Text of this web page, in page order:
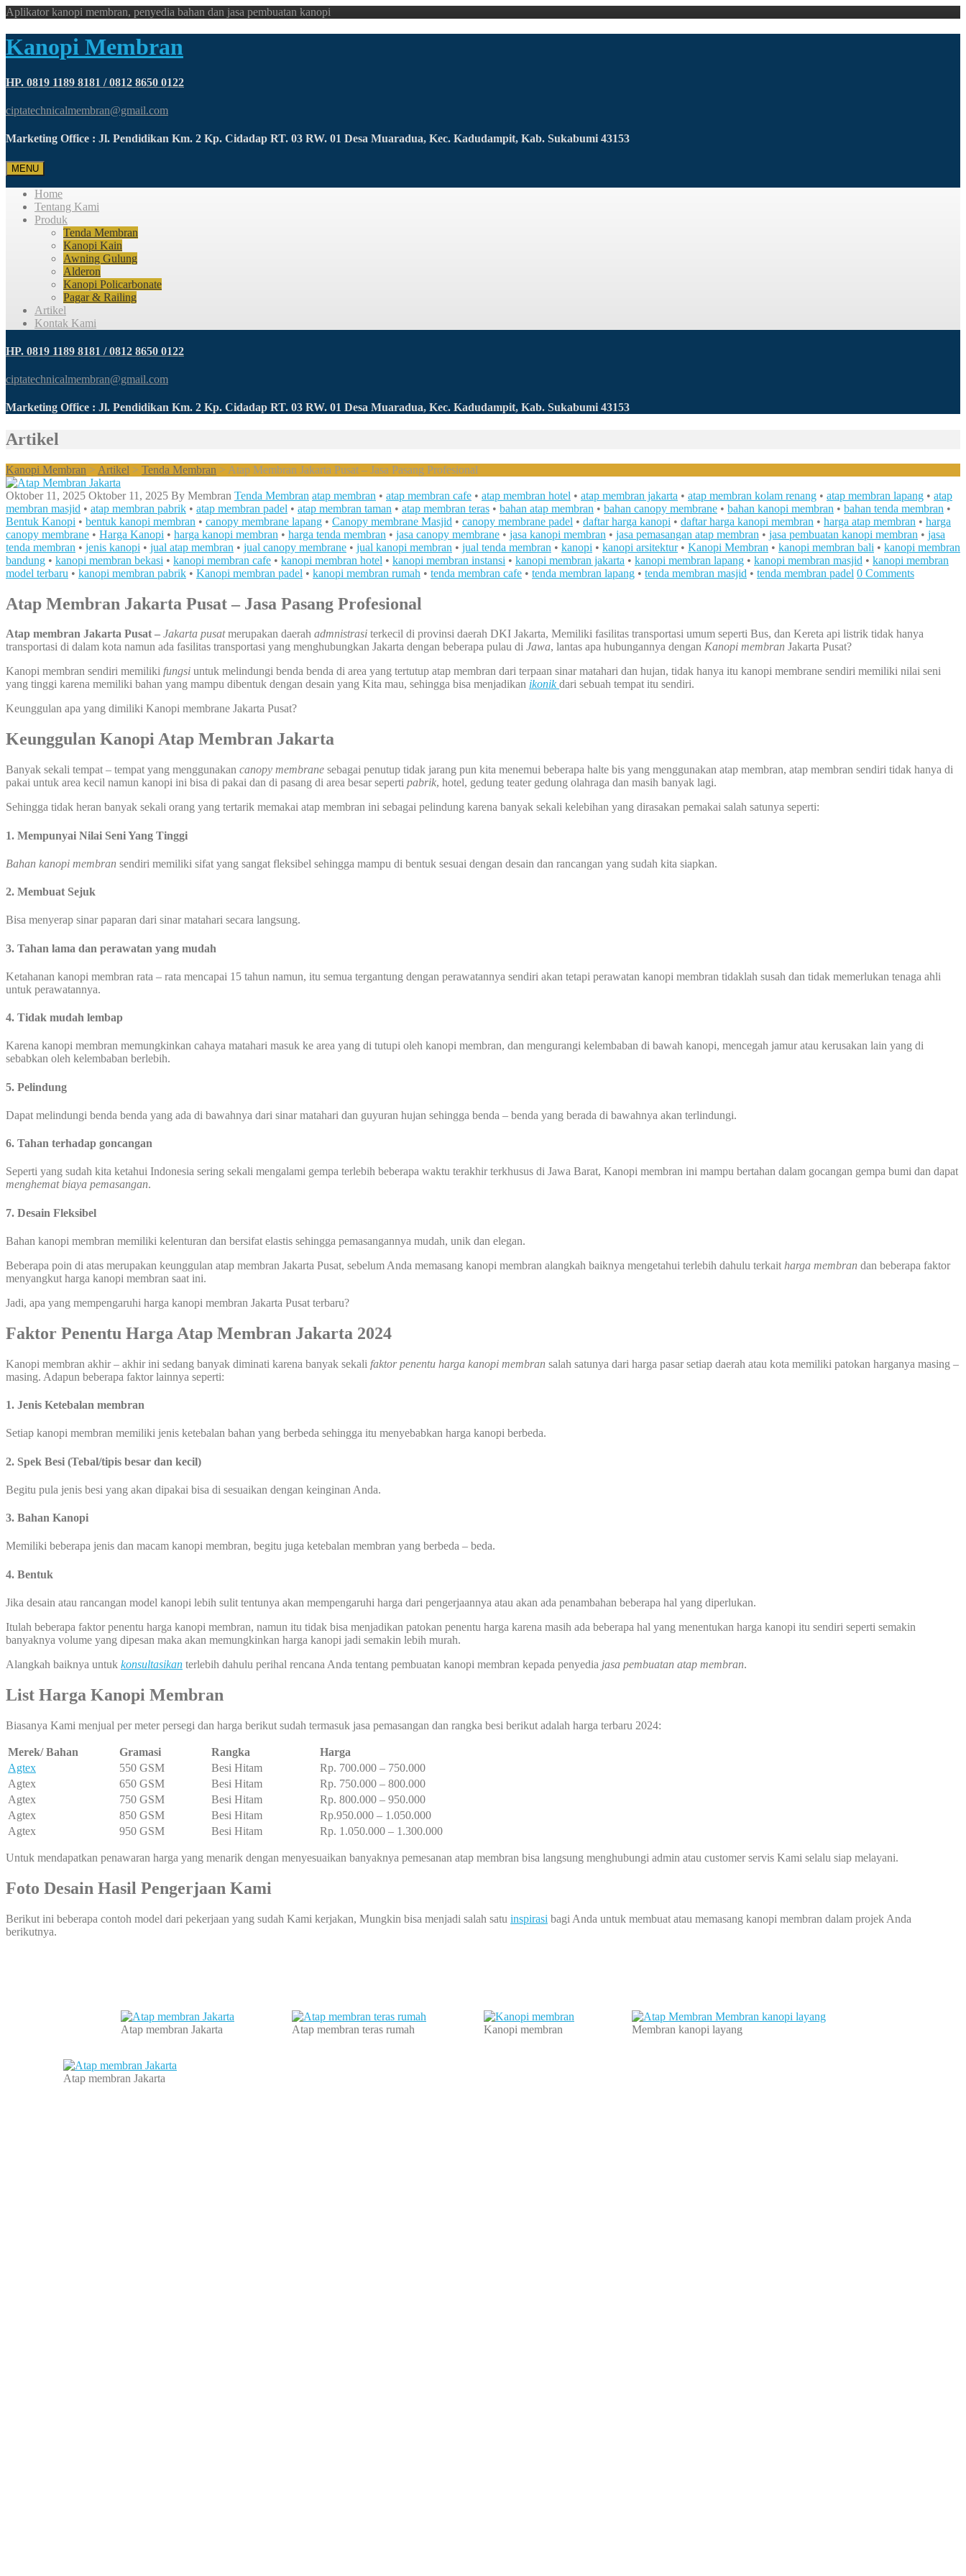
Aplikator kanopi membran, penyedia bahan dan jasa pembuatan kanopi
Kanopi Membran
HP. 0819 1189 8181 / 0812 8650 0122
ciptatechnicalmembran@gmail.com
Marketing Office : Jl. Pendidikan Km. 2 Kp. Cidadap RT. 03 RW. 01 Desa Muaradua, Kec. Kadudampit, Kab. Sukabumi 43153
MENU
Home
Tentang Kami
Produk
Tenda Membran
Kanopi Kain
Awning Gulung
Alderon
Kanopi Policarbonate
Pagar & Railing
Artikel
Kontak Kami
HP. 0819 1189 8181 / 0812 8650 0122
ciptatechnicalmembran@gmail.com
Marketing Office : Jl. Pendidikan Km. 2 Kp. Cidadap RT. 03 RW. 01 Desa Muaradua, Kec. Kadudampit, Kab. Sukabumi 43153
Artikel
Kanopi Membran > Artikel > Tenda Membran > Atap Membran Jakarta Pusat – Jasa Pasang Profesional
Oktober 11, 2025 Oktober 11, 2025 By Membran Tenda Membran atap membran • atap membran cafe • atap membran hotel • atap membran jakarta • atap membran kolam renang • atap membran lapang • atap
membran masjid • atap membran pabrik • atap membran padel • atap membran taman • atap membran teras • bahan atap membran • bahan canopy membrane • bahan kanopi membran • bahan tenda membran •
Bentuk Kanopi • bentuk kanopi membran • canopy membrane lapang • Canopy membrane Masjid • canopy membrane padel • daftar harga kanopi • daftar harga kanopi membran • harga atap membran • harga
canopy membrane • Harga Kanopi • harga kanopi membran • harga tenda membran • jasa canopy membrane • jasa kanopi membran • jasa pemasangan atap membran • jasa pembuatan kanopi membran • jasa
tenda membran • jenis kanopi • jual atap membran • jual canopy membrane • jual kanopi membran • jual tenda membran • kanopi • kanopi arsitektur• Kanopi Membran • kanopi membran bali • kanopi membran
bandung • kanopi membran bekasi • kanopi membran cafe • kanopi membran hotel • kanopi membran instansi • kanopi membran jakarta • kanopi membran lapang • kanopi membran masjid • kanopi membran
model terbaru • kanopi membran pabrik • Kanopi membran padel • kanopi membran rumah • tenda membran cafe • tenda membran lapang • tenda membran masjid • tenda membran padel 0 Comments
Atap Membran Jakarta Pusat – Jasa Pasang Profesional
Atap membran Jakarta Pusat – Jakarta pusatmerupakan daerah admnistrasi terkecil di provinsi daerah DKI Jakarta, Memiliki fasilitas transportasi umum seperti Bus, dan Kereta api listrik tidak hanya
transportasi di dalam kota namun ada fasilitas transportasi yang menghubungkan Jakarta dengan beberapa pulau di Jawa, lantas apa hubungannya dengan Kanopi membran Jakarta Pusat?
Kanopi membran sendiri memiliki fungsi untuk melindungi benda benda di area yang tertutup atap membran dari terpaan sinar matahari dan hujan, tidak hanya itu kanopi membrane sendiri memiliki nilai seni
yang tinggi karena memiliki bahan yang mampu dibentuk dengan desain yang Kita mau, sehingga bisa menjadikan ikonik dari sebuah tempat itu sendiri.
Keunggulan apa yang dimiliki Kanopi membrane Jakarta Pusat?
Keunggulan Kanopi Atap Membran Jakarta
Banyak sekali tempat – tempat yang menggunakan canopy membrane sebagai penutup tidak jarang pun kita menemui beberapa halte bis yang menggunakan atap membran, atap membran sendiri tidak hanya di
pakai untuk area kecil namun kanopi ini bisa di pakai dan di pasang di area besar seperti pabrik, hotel, gedung teater gedung olahraga dan masih banyak lagi.
Sehingga tidak heran banyak sekali orang yang tertarik memakai atap membran ini sebagai pelindung karena banyak sekali kelebihan yang dirasakan pemakai salah satunya seperti:
1. Mempunyai Nilai Seni Yang Tinggi
Bahan kanopi membran sendiri memiliki sifat yang sangat fleksibel sehingga mampu di bentuk sesuai dengan desain dan rancangan yang sudah kita siapkan.
2. Membuat Sejuk
Bisa menyerap sinar paparan dari sinar matahari secara langsung.
3. Tahan lama dan perawatan yang mudah
Ketahanan kanopi membran rata – rata mencapai 15 tahun namun, itu semua tergantung dengan perawatannya sendiri akan tetapi perawatan kanopi membran tidaklah susah dan tidak memerlukan tenaga ahli
untuk perawatannya.
4. Tidak mudah lembap
Karena kanopi membran memungkinkan cahaya matahari masuk ke area yang di tutupi oleh kanopi membran, dan mengurangi kelembaban di bawah kanopi, mencegah jamur atau kerusakan lain yang di
sebabkan oleh kelembaban berlebih.
5. Pelindung
Dapat melindungi benda benda yang ada di bawahnya dari sinar matahari dan guyuran hujan sehingga benda – benda yang berada di bawahnya akan terlindungi.
6. Tahan terhadap goncangan
Seperti yang sudah kita ketahui Indonesia sering sekali mengalami gempa terlebih beberapa waktu terakhir terkhusus di Jawa Barat, Kanopi membran ini mampu bertahan dalam gocangan gempa bumi dan dapat
menghemat biaya pemasangan.
7. Desain Fleksibel
Bahan kanopi membran memiliki kelenturan dan bersifat elastis sehingga pemasangannya mudah, unik dan elegan.
Beberapa poin di atas merupakan keunggulan atap membran Jakarta Pusat, sebelum Anda memasang kanopi membran alangkah baiknya mengetahui terlebih dahulu terkait harga membran dan beberapa faktor
menyangkut harga kanopi membran saat ini.
Jadi, apa yang mempengaruhi harga kanopi membran Jakarta Pusat terbaru?
Faktor Penentu Harga Atap Membran Jakarta 2024
Kanopi membran akhir – akhir ini sedang banyak diminati karena banyak sekali faktor penentu harga kanopi membran salah satunya dari harga pasar setiap daerah atau kota memiliki patokan harganya masing –
masing. Adapun beberapa faktor lainnya seperti:
1. Jenis Ketebalan membran
Setiap kanopi membran memiliki jenis ketebalan bahan yang berbeda sehingga itu menyebabkan harga kanopi berbeda.
2. Spek Besi (Tebal/tipis besar dan kecil)
Begitu pula jenis besi yang akan dipakai bisa di sesuaikan dengan keinginan Anda.
3. Bahan Kanopi
Memiliki beberapa jenis dan macam kanopi membran, begitu juga ketebalan membran yang berbeda – beda.
4. Bentuk
Jika desain atau rancangan model kanopi lebih sulit tentunya akan mempengaruhi harga dari pengerjaannya atau akan ada penambahan beberapa hal yang diperlukan.
Itulah beberapa faktor penentu harga kanopi membran, namun itu tidak bisa menjadikan patokan penentu harga karena masih ada beberapa hal yang menentukan harga kanopi itu sendiri seperti semakin
banyaknya volume yang dipesan maka akan memungkinkan harga kanopi jadi semakin lebih murah.
Alangkah baiknya untuk konsultasikan terlebih dahulu perihal rencana Anda tentang pembuatan kanopi membran kepada penyedia jasa pembuatan atap membran.
List Harga Kanopi Membran
Biasanya Kami menjual per meter persegi dan harga berikut sudah termasuk jasa pemasangan dan rangka besi berikut adalah harga terbaru 2024:
Merek/ Bahan Gramasi Rangka
Harga
Agtex
550 GSM Besi Hitam
Rp. 700.000 – 750.000
Agtex
650 GSM Besi Hitam
Rp. 750.000 – 800.000
Agtex
750 GSM Besi Hitam
Rp. 800.000 – 950.000
Agtex
850 GSM Besi Hitam
Rp.950.000 – 1.050.000
Agtex
950 GSM Besi Hitam Rp. 1.050.000 – 1.300.000
Untuk mendapatkan penawaran harga yang menarik dengan menyesuaikan banyaknya pemesanan atap membran bisa langsung menghubungi admin atau customer servis Kami selalu siap melayani.
Foto Desain Hasil Pengerjaan Kami
Berikut ini beberapa contoh model dari pekerjaan yang sudah Kami kerjakan, Mungkin bisa menjadi salah satu inspirasi bagi Anda untuk membuat atau memasang kanopi membran dalam projek Anda
berikutnya.
Atap membran Jakarta Atap membran teras rumah Kanopi membran Membran kanopi layang
Atap membran Jakarta